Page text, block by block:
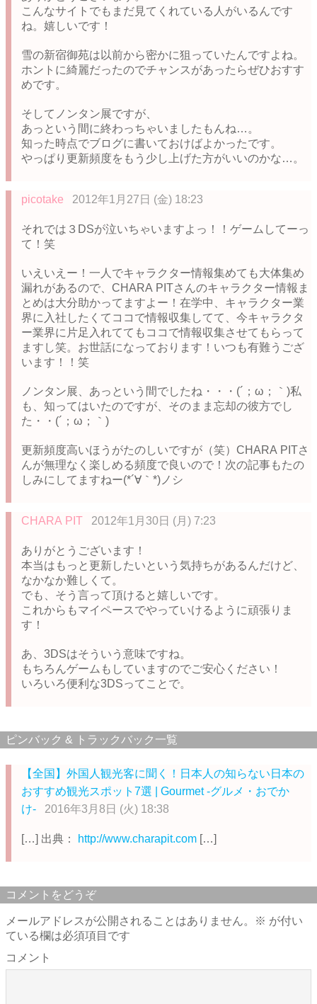
こんなサイトでもまだ見てくれている人がいるんです
ね。嬉しいです！
雪の新宿御苑は以前から密かに狙っていたんですよね。
ホントに綺麗だったのでチャンスがあったらぜひおすす
めです。
そしてノンタン展ですが、
あっという間に終わっちゃいましたもんね…。
知った時点でブログに書いておけばよかったです。
やっぱり更新頻度をもう少し上げた方がいいのかな…。
picotake 2012年1月27日 (金) 18:23
それでは３DSが泣いちゃいますよっ！！ゲームしてーっ
て！笑
いえいえー！一人でキャラクター情報集めても大体集め
漏れがあるので、CHARA PITさんのキャラクター情報ま
とめは大分助かってますよー！在学中、キャラクター業
界に入社したくてココで情報収集してて、今キャラクタ
ー業界に片足入れててもココで情報収集させてもらって
ますし笑。お世話になっております！いつも有難うござ
います！！笑
ノンタン展、あっという間でしたね・・・(´；ω；｀)私
も、知ってはいたのですが、そのまま忘却の彼方でし
た・・(´；ω；｀)
更新頻度高いほうがたのしいですが（笑）CHARA PITさ
んが無理なく楽しめる頻度で良いので！次の記事もたの
しみにしてますねー(*´∀｀*)ノシ
CHARA PIT 2012年1月30日 (月) 7:23
ありがとうございます！
本当はもっと更新したいという気持ちがあるんだけど、
なかなか難しくて。
でも、そう言って頂けると嬉しいです。
これからもマイペースでやっていけるように頑張りま
す！
あ、3DSはそういう意味ですね。
もちろんゲームもしていますのでご安心ください！
いろいろ便利な3DSってことで。
ピンバック & トラックバック一覧
【全国】外国人観光客に聞く！日本人の知らない日本の
おすすめ観光スポット7選 | Gourmet -グルメ・おでか
け-
2016年3月8日 (火) 18:38
[…] 出典： http://www.charapit.com […]
コメントをどうぞ
メールアドレスが公開されることはありません。 ※ が付い
ている欄は必須項目です
コメント